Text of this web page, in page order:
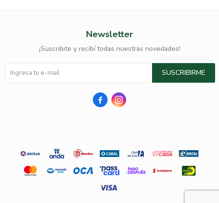
Newsletter
¡Suscribite y recibí todas nuestras novedades!
SUSCRIBIRME
 